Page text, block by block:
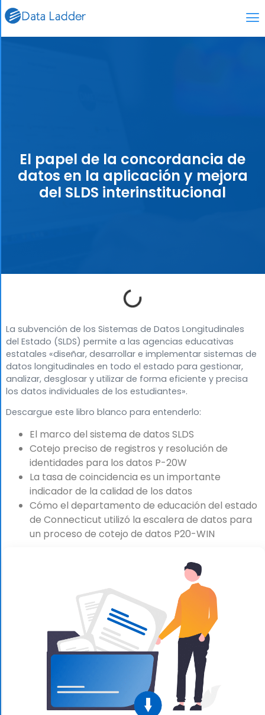
El papel de la concordancia de
datos en la aplicación y mejora
del SLDS interinstitucional
La subvención de los Sistemas de Datos Longitudinales
del Estado (SLDS) permite a las agencias educativas
estatales «diseñar, desarrollar e implementar sistemas de
datos longitudinales en todo el estado para gestionar,
analizar, desglosar y utilizar de forma eficiente y precisa
los datos individuales de los estudiantes».
Descargue este libro blanco para entenderlo:
El marco del sistema de datos SLDS
Cotejo preciso de registros y resolución de
identidades para los datos P-20W
La tasa de coincidencia es un importante
indicador de la calidad de los datos
Cómo el departamento de educación del estado
de Connecticut utilizó la escalera de datos para
un proceso de cotejo de datos P20-WIN